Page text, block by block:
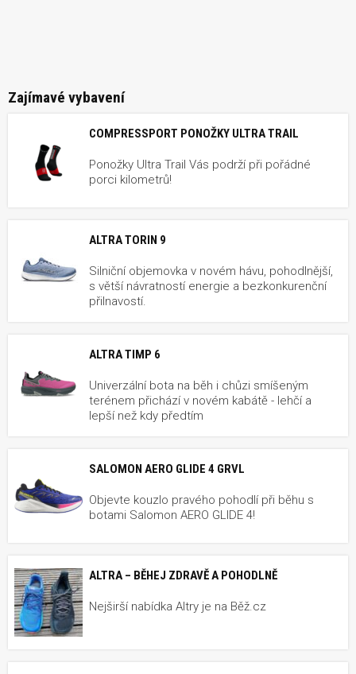
Zajímavé vybavení
COMPRESSPORT PONOŽKY ULTRA TRAIL
Ponožky Ultra Trail Vás podrží při pořádné
porci kilometrů!
ALTRA TORIN 9
Silniční objemovka v novém hávu, pohodlnější,
s větší návratností energie a bezkonkurenční
přilnavostí.
ALTRA TIMP 6
Univerzální bota na běh i chůzi smíšeným
terénem přichází v novém kabátě - lehčí a
lepší než kdy předtím
SALOMON AERO GLIDE 4 GRVL
Objevte kouzlo pravého pohodlí při běhu s
botami Salomon AERO GLIDE 4!
ALTRA – BĚHEJ ZDRAVĚ A POHODLNĚ
Nejširší nabídka Altry je na Běž.cz